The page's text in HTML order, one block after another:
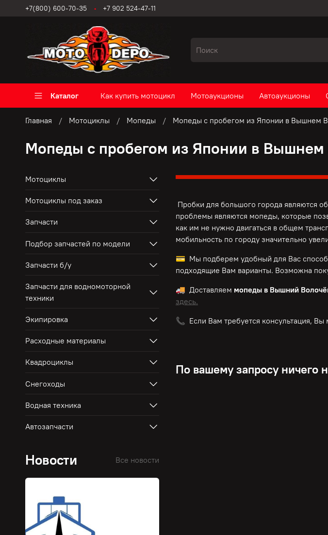
+7(800) 600-70-35 +7 902 524-47-11
Каталог Как купить мотоцикл Мотоаукционы Автоаукционы
Главная Мотоциклы Мопеды Мопеды с пробегом из Японии в Вышнем
Мопеды с пробегом из Японии в Вышнем
Пробки для большого города являются
проблемы являются мопеды, которые
как им не нужно двигаться в общем
мобильность по городу значительно
💳 Мы подберем удобный для Вас
подходящие Вам варианты. Возможна
🚚 Доставляем мопеды в Вышний
здесь.
📞 Если Вам требуется консультация,
По вашему запросу ничего
Мотоциклы
Мотоциклы под заказ
Запчасти
Подбор запчастей по модели
Запчасти б/у
Запчасти для водномоторной
техники
Экипировка
Расходные материалы
Квадроциклы
Снегоходы
Водная техника
Автозапчасти
Новости Все новости